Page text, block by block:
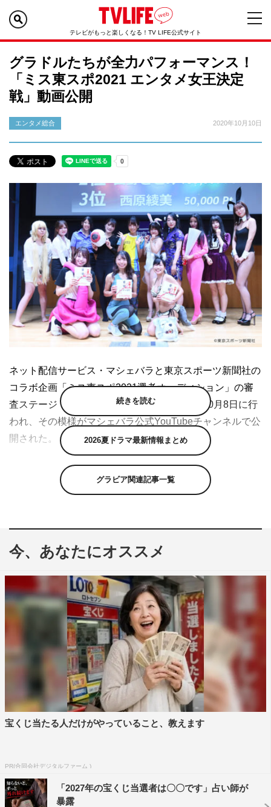
テレビがもっと楽しくなる！TV LIFE公式サイト
グラドルたちが全力パフォーマンス！
「ミス東スポ2021 エンタメ女王決定
戦」動画公開
エンタメ総合 2020年10月10日
ネット配信サービス・マシェバラと東京スポーツ新聞社の
コラボ企画「ミス東スポ2021選考オーディション」の審
査ステージ「発掘！エンタメ女王決定戦」が10月8日に行
われ、その模様がマシェバラ公式YouTubeチャンネルで公
開された。
イベントで見事1位に輝いた中嶋野乃は、覆面女子プロレ
スラー“なかじマスク”に扮し、マネキンと熱戦を繰り広げ
は敗れたが、12月に行われる「第2回 エンタメ女王決定
戦」でのリベンジを宣言し、会場を沸かせた。
続きを読む
2026夏ドラマ最新情報まとめ
グラビア関連記事一覧
今、あなたにオススメ
宝くじ当たる人だけがやっていること、教えます
PR(合同会社デジタルファーム )
「2027年の宝くじ当選者は〇〇です」占い師が
暴露